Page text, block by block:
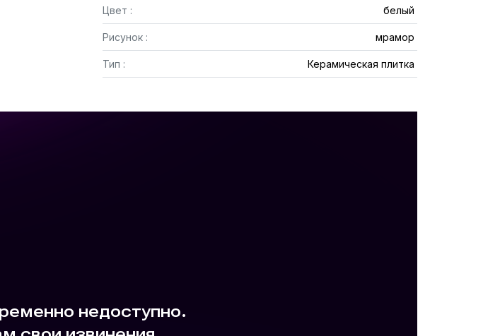
Цвет : белый
Рисунок : мрамор
Тип : Керамическая плитка